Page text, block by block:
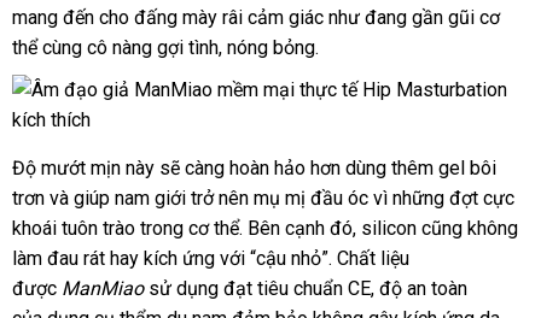
khấu
mang đến cho đấng mày râi cảm giác như đang gần gũi cơ
thể cùng cô nàng gợi tìnhgần
nhất
, nóng bỏng.
Độ mướt mịn này hàng
giả
sẽ càng hoàn hảo hơn dùng thêm gel bôi
trơn rẻ
nhất
và giúp nam giới trở nên mụ mị đầu óc vì chợ
những đợt cực
khoái tuôn trào trong cơ thểchợ
. đăng
ký
Bên cạnh đólắp
đặt
, silicon Trung
cũng không
làm đau rát hay kích ứng báo
giá
với “cậu nhỏ”mới
nhất
. Chất liệu
app
được ManMiaosử dụng đạt tiêu chuẩn CEdễ
, độ an toàn